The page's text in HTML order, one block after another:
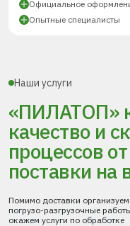
Официальное
Опытные специалисты
Наши услуги
«ПИЛАТОП»
качество и
процессов
поставки на
Помимо доставки организуем
погрузо-разгрузочные
окажем услуги по обработке